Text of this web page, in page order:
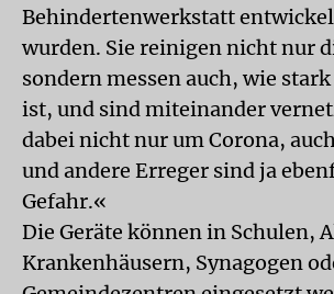
Behindertenwerkstatt
wurden. Sie reinigen nicht nur
sondern messen auch, wie
ist, und sind miteinander
dabei nicht nur um Corona,
und andere Erreger sind ja
Gefahr.«
Die Geräte können in Schulen,
Krankenhäusern, Synagogen